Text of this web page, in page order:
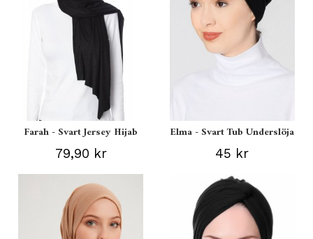
Farah - Svart Jersey Hijab
79,90 kr
Elma - Svart Tub Underslöja
45 kr